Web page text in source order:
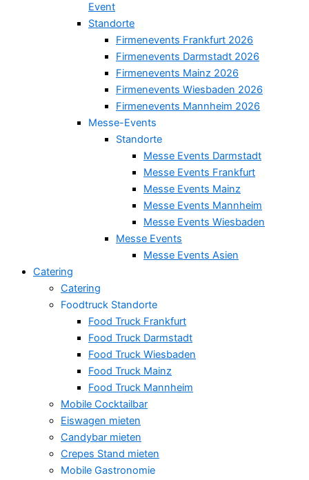
Event
Standorte
Firmenevents Frankfurt 2026
Firmenevents Darmstadt 2026
Firmenevents Mainz 2026
Firmenevents Wiesbaden 2026
Firmenevents Mannheim 2026
Messe-Events
Standorte
Messe Events Darmstadt
Messe Events Frankfurt
Messe Events Mainz
Messe Events Mannheim
Messe Events Wiesbaden
Messe Events
Messe Events Asien
Catering
Catering
Foodtruck Standorte
Food Truck Frankfurt
Food Truck Darmstadt
Food Truck Wiesbaden
Food Truck Mainz
Food Truck Mannheim
Mobile Cocktailbar
Eiswagen mieten
Candybar mieten
Crepes Stand mieten
Mobile Gastronomie